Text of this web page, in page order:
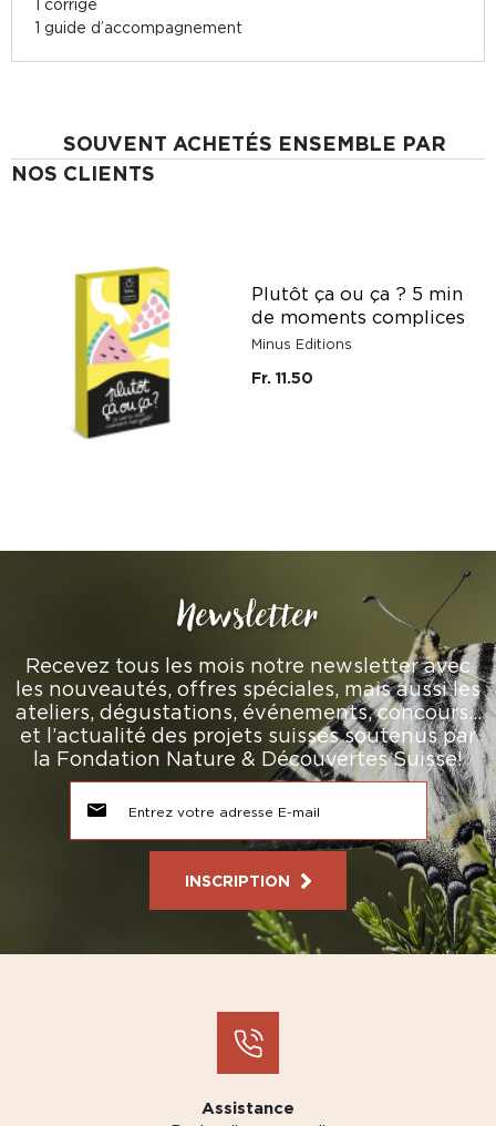
1 corrigé
1 guide d’accompagnement
SOUVENT ACHETÉS ENSEMBLE PAR
NOS CLIENTS
Plutôt ça ou ça ? 5 min
de moments complices
Minus Editions
Fr. 11.50
Newsletter
Recevez tous les mois notre newsletter avec
les nouveautés, offres spéciales, mais aussi les
ateliers, dégustations, événements, concours…
et l’actualité des projets suisses soutenus par
la Fondation Nature & Découvertes Suisse!
INSCRIPTION
Assistance